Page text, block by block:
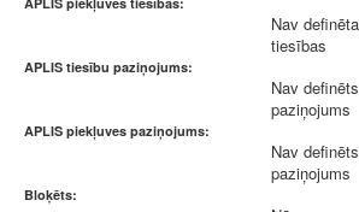
Nav
tiesības
APLIS tiesību paziņojums:
Nav
paziņojums
APLIS piekļuves paziņojums:
Nav
paziņojums
Bloķēts: